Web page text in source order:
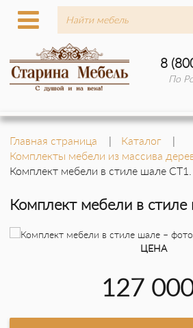
8
По
Главная страница
Каталог
Комплекты мебели из массива
Комплект мебели в стиле шале
Комплект мебели в
ЦЕНА
127